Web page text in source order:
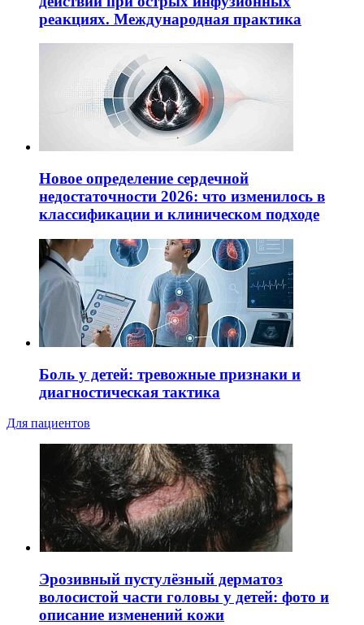
реакциях. Международная практика
Новое определение сердечной
недостаточности 2026: что изменилось в
классификации и клиническом подходе
Боль у детей: тревожные признаки и
диагностическая тактика
Для пациентов
Эрозивный пустулёзный дерматоз
волосистой части головы у детей: фото и
описание изменений кожи